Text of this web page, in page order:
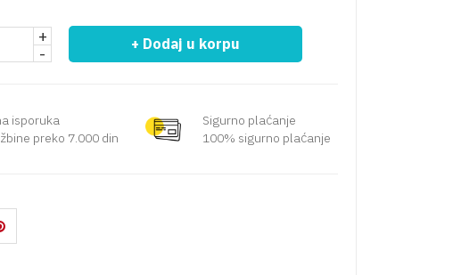
+
-
+ Dodaj u korpu
isporuka
preko 7.000 din
Sigurno plaćanje
100% sigurno plaćanje